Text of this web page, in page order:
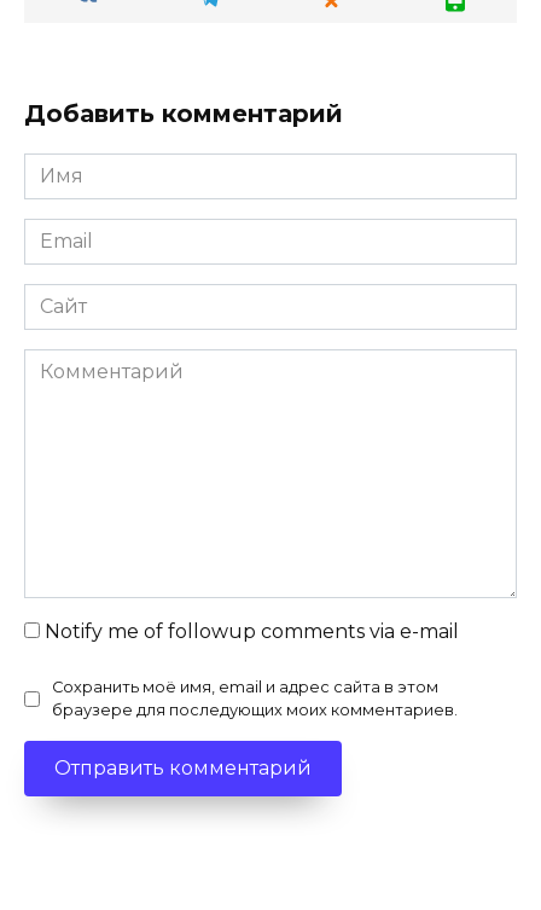
Добавить комментарий
Имя
Email
Сайт
Комментарий
Notify me of followup comments via e-mail
Сохранить моё имя, email и адрес сайта в этом
браузере для последующих моих комментариев.